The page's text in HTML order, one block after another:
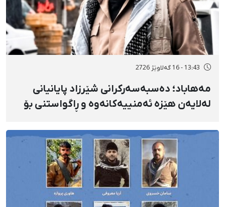
13:43 - 16 گەلاوێژ 2726
مەهاباد؛ دەسبەسەرکرانی شێرزاد پایانیانی
لەلایەن هێزە ئەمنییەکانەوە و ڕاگواستنی بۆ